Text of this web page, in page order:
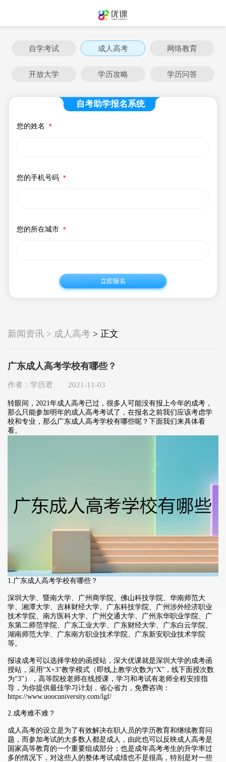
自学考试 成人高考 网络教育
开放大学 学历攻略 学历问答
自考助学报名系统
您的姓名 ＊
您的手机号码 ＊
您的所在城市 ＊
新闻资讯 > 成人高考 > 正文
广东成人高考学校有哪些？
作者：学历君 2021-11-03
转眼间，2021年成人高考已过，很多人可能没有报上今年的成考，
那么只能参加明年的成人高考考试了，在报名之前我们应该考虑学
校和专业，那么广东成人高考学校有哪些呢？下面我们来具体看
看。
1.广东成人高考学校有哪些？
深圳大学、暨南大学、广州商学院、佛山科技学院、华南师范大
学、湘潭大学、吉林财经大学、广东科技学院、广州涉外经济职业
技术学院、南方医科大学、广州交通大学、广州东华职业学院、广
东第二师范学院、广东工业大学、广东财经大学、广东白云学院、
湖南师范大学、广东南方职业技术学院、广东新安职业技术学院
等。
报读成考可以选择学校的函授站，深大优课就是深圳大学的成考函
授站，采用“X+3”教学模式（即线上教学次数为“X”，线下面授次数
为“3”），高等院校老师在线授课，学习和考试有老师全程安排指
导， 为你提供最佳学习计划，省心省力，免费咨询：
https://www.uoocuniversity.com/lgf/
2.成考难不难？
成人高考的设立是为了有效解决在职人员的学历教育和继续教育问
题，而参加考试的大多数人都是成人，由此也可以反映成人高考是
国家高等教育的一个重要组成部分；也是成年高考考生的升学率过
多的情况下，对这些人的整体考试成绩也不是很高，特别是对一些